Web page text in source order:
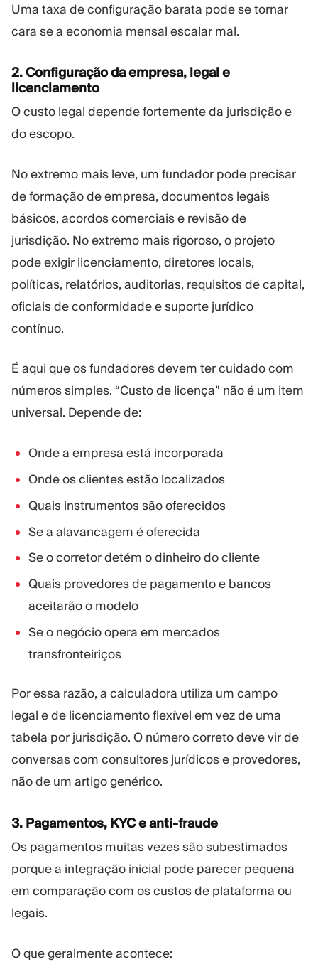
Uma taxa de configuração barata pode se tornar
cara se a economia mensal escalar mal.
2. Configuração da empresa, legal e
licenciamento
O custo legal depende fortemente da jurisdição e
do escopo.
No extremo mais leve, um fundador pode precisar
de formação de empresa, documentos legais
básicos, acordos comerciais e revisão de
jurisdição. No extremo mais rigoroso, o projeto
pode exigir licenciamento, diretores locais,
políticas, relatórios, auditorias, requisitos de capital,
oficiais de conformidade e suporte jurídico
contínuo.
É aqui que os fundadores devem ter cuidado com
números simples. “Custo de licença” não é um item
universal. Depende de:
Onde a empresa está incorporada
Onde os clientes estão localizados
Quais instrumentos são oferecidos
Se a alavancagem é oferecida
Se o corretor detém o dinheiro do cliente
Quais provedores de pagamento e bancos
aceitarão o modelo
Se o negócio opera em mercados
transfronteiriços
Por essa razão, a calculadora utiliza um campo
legal e de licenciamento flexível em vez de uma
tabela por jurisdição. O número correto deve vir de
conversas com consultores jurídicos e provedores,
não de um artigo genérico.
3. Pagamentos, KYC e anti-fraude
Os pagamentos muitas vezes são subestimados
porque a integração inicial pode parecer pequena
em comparação com os custos de plataforma ou
legais.
O que geralmente acontece: